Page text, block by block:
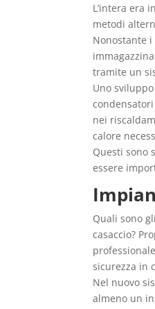
L’intera era
metodi
Nonostante
tramite un
Uno
nei
calore
Questi sono
essere
Quali sono
casaccio?
sicurezza in
Nel nuovo
almeno un